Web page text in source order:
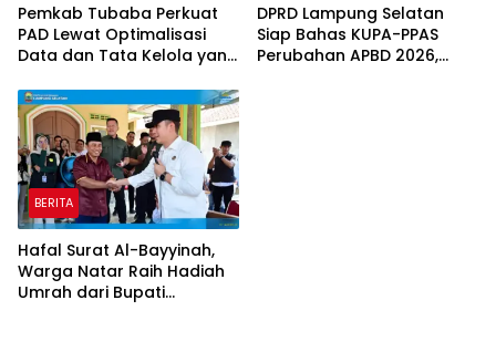
Pemkab Tubaba Perkuat
PAD Lewat Optimalisasi
Data dan Tata Kelola yang
DPRD Lampung Selatan
Siap Bahas KUPA-PPAS
Perubahan APBD 2026,
BERITA
Hafal Surat Al-Bayyinah,
Warga Natar Raih Hadiah
Umrah dari Bupati